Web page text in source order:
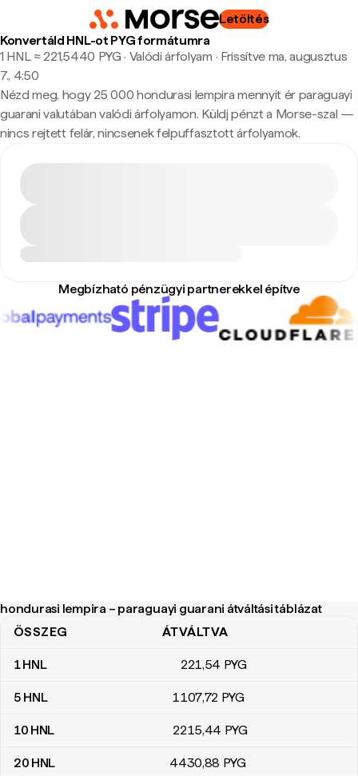
Letöltés
Konvertáld HNL-ot PYG formátumra
1 HNL ≈ 221,5440 PYG · Valódi árfolyam · Frissítve ma, augusztus
7., 4:50
Nézd meg, hogy 25 000 hondurasi lempira mennyit ér paraguayi
guarani valutában valódi árfolyamon. Küldj pénzt a Morse-szal —
nincs rejtett felár, nincsenek felpuffasztott árfolyamok.
Megbízható pénzügyi partnerekkel építve
hondurasi lempira – paraguayi guarani átváltási táblázat
hondurasi lempira – paraguayi guarani átváltási táblázat
ÖSSZEG ÁTVÁLTVA
1HNL 221,54 PYG
5 HNL 1107,72 PYG
10 HNL 2215,44 PYG
20 HNL 4430,88 PYG